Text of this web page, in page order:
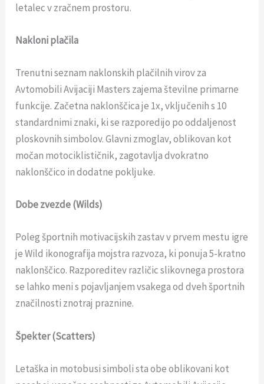
letalec v zračnem prostoru.
Nakloni plačila
Trenutni seznam naklonskih plačilnih virov za
Avtomobili Avijaciji Masters zajema številne primarne
funkcije. Začetna naklonščica je 1x, vključenih s 10
standardnimi znaki, ki se razporedijo po oddaljenost
ploskovnih simbolov. Glavni zmoglav, oblikovan kot
močan motociklističnik, zagotavlja dvokratno
naklonščico in dodatne pokljuke.
Dobe zvezde (Wilds)
Poleg športnih motivacijskih zastav v prvem mestu igre
je Wild ikonografija mojstra razvoza, ki ponuja 5-kratno
naklonščico. Razporeditev različic slikovnega prostora
se lahko meni s pojavljanjem vsakega od dveh športnih
značilnosti znotraj praznine.
Špekter (Scatters)
Letaška in motobusi simboli sta obe oblikovani kot